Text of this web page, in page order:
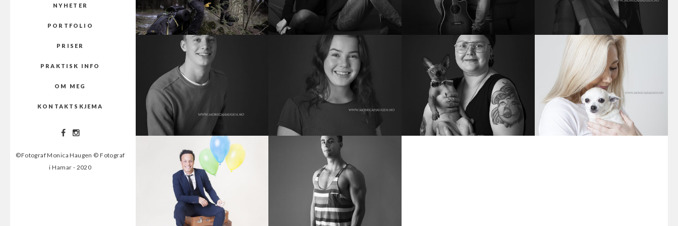
NYHETER
PORTFOLIO
PRISER
PRAKTISK INFO
OM MEG
KONTAKTSKJEMA
©Fotograf Monica Haugen © Fotograf
i Hamar - 2020